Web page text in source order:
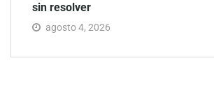
sin resolver
agosto 4, 2026